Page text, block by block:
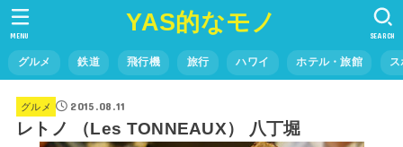
YAS的なモノ
グルメ 鉄道 飛行機 旅行 ハワイ ホテル・旅館
SEARCH
MENU
グルメ 2015.08.11
レトノ （Les TONNEAUX） 八丁堀